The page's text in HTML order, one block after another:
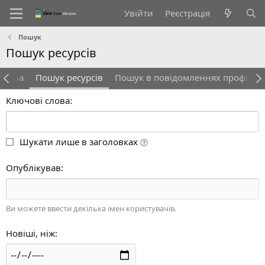
Увійти Реєстрація
Пошук
Пошук ресурсів
Пошук ресурсів
Пошук в повідомленнях профілю
Ключові слова
Шукати лише в заголовках
Опублікував
Ви можете ввести декілька імен користувачів.
Новіші, ніж